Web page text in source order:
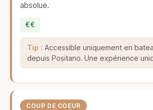
absolue.
€€
Tip : Accessible uniquement en
depuis Positano. Une expérience
COUP DE COEUR